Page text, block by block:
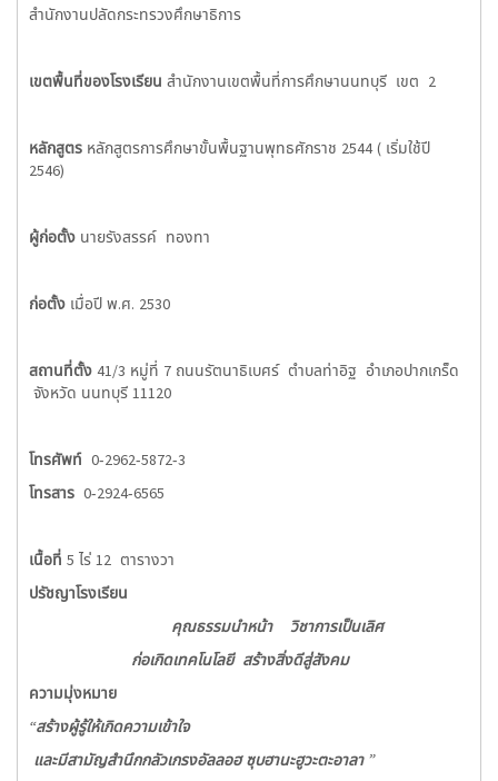
สำนักงานปลัดกระทรวงศึกษาธิการ
เขตพื้นที่ของโรงเรียน สำนักงานเขตพื้นที่การศึกษานนทบุรี เขต 2
หลักสูตร หลักสูตรการศึกษาขั้นพื้นฐานพุทธศักราช 2544 ( เริ่มใช้ปี
2546)
ผู้ก่อตั้ง นายรังสรรค์ ทองทา
ก่อตั้ง เมื่อปี พ.ศ. 2530
สถานที่ตั้ง41/3 หมู่ที่ 7 ถนนรัตนาธิเบศร์ ตำบลท่าอิฐ อำเภอปากเกร็ด
จังหวัด นนทบุรี 11120
โทรศัพท์ 0-2962-5872-3
โทรสาร 0-2924-6565
เนื้อที่ 5 ไร่ 12 ตารางวา
ปรัชญาโรงเรียน
คุณธรรมนำหน้า วิชาการเป็นเลิศ
ก่อเกิดเทคโนโลยี สร้างสิ่งดีสู่สังคม
ความมุ่งหมาย
“สร้างผู้รู้ให้เกิดความเข้าใจ
และมีสามัญสำนึกกลัวเกรงอัลลอฮ ซุบฮานะฮูวะตะอาลา ”